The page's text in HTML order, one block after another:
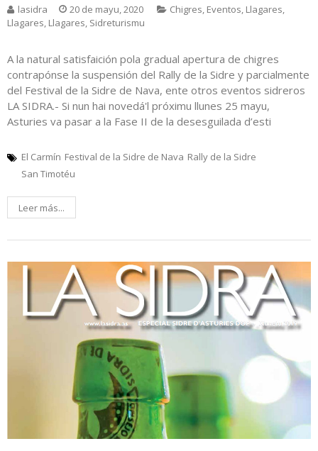
lasidra 20 de mayu, 2020 Chigres, Eventos, Llagares,
Llagares, Llagares, Sidreturismu
A la natural satisfaición pola gradual apertura de chigres
contrapónse la suspensión del Rally de la Sidre y parcialmente
del Festival de la Sidre de Nava, ente otros eventos sidreros
LA SIDRA.- Si nun hai novedá'l próximu llunes 25 mayu,
Asturies va pasar a la Fase II de la desesguilada d’esti
El Carmín Festival de la Sidre de Nava Rally de la Sidre
San Timotéu
Leer más...